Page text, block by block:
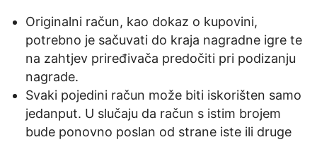
Originalni račun, kao dokaz o kupovini,
potrebno je sačuvati do kraja nagradne igre te
na zahtjev priređivača predočiti pri podizanju
nagrade.
Svaki pojedini račun može biti iskorišten samo
jedanput. U slučaju da račun s istim brojem
bude ponovno poslan od strane iste ili druge